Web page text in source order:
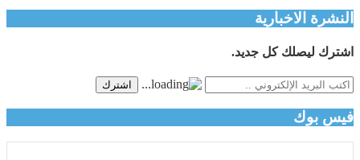
النشرة الاخبارية
اشترك ليصلك كل جديد.
اشترك
فيس بوك